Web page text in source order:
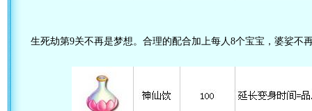
生死劫第9关不再是梦想。合理的配合加上每人8个宝宝，婆娑不